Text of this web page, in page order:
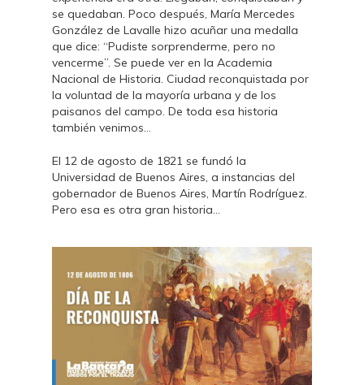
se quedaban. Poco después, María Mercedes
González de Lavalle hizo acuñar una medalla
que dice: “Pudiste sorprenderme, pero no
vencerme”. Se puede ver en la Academia
Nacional de Historia. Ciudad reconquistada por
la voluntad de la mayoría urbana y de los
paisanos del campo. De toda esa historia
también venimos…
El 12 de agosto de 1821 se fundó la
Universidad de Buenos Aires, a instancias del
gobernador de Buenos Aires, Martín Rodríguez.
Pero esa es otra gran historia…